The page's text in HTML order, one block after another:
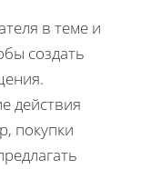
в теме и
создать
действия
покупки